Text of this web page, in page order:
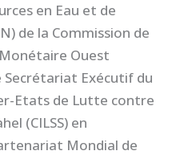
en Eau et de
de la Commission de
Ouest
Secrétariat Exécutif du
Etats de Lutte contre
(CILSS) en
Mondial de